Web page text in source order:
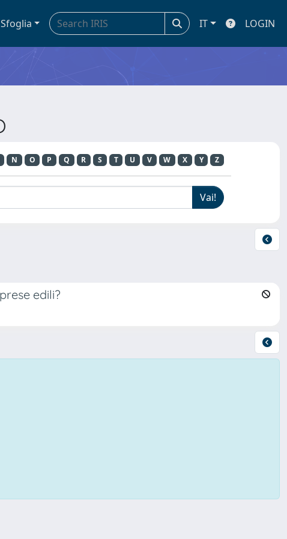
Sfoglia IT LOGIN
N O P Q R S T U V W X Y Z
edili?